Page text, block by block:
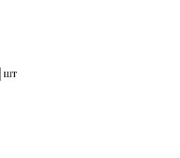
шт